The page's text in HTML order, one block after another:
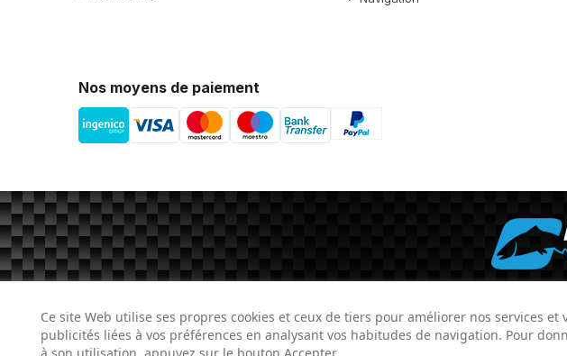
Ce site Web utilise ses propres cookies et ceux de tiers pour améliorer nos services et
publicités liées à vos préférences en analysant vos habitudes de navigation. Pour
Nos moyens de paiement